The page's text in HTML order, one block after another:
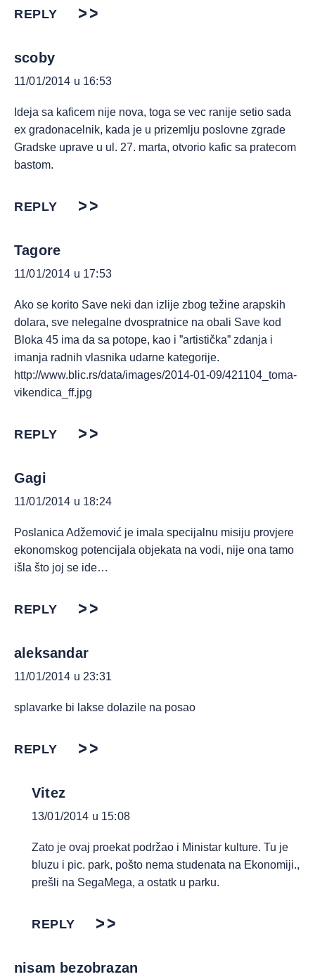
REPLY
scoby
11/01/2014 u 16:53
Ideja sa kaficem nije nova, toga se vec ranije setio sada
ex gradonacelnik, kada je u prizemlju poslovne zgrade
Gradske uprave u ul. 27. marta, otvorio kafic sa pratecom
bastom.
REPLY
Tagore
11/01/2014 u 17:53
Ako se korito Save neki dan izlije zbog težine arapskih
dolara, sve nelegalne dvospratnice na obali Save kod
Bloka 45 ima da sa potope, kao i ”artistička” zdanja i
imanja radnih vlasnika udarne kategorije.
http://www.blic.rs/data/images/2014-01-09/421104_toma-
vikendica_ff.jpg
REPLY
Gagi
11/01/2014 u 18:24
Poslanica Adžemović je imala specijalnu misiju provjere
ekonomskog potencijala objekata na vodi, nije ona tamo
išla što joj se ide…
REPLY
aleksandar
11/01/2014 u 23:31
splavarke bi lakse dolazile na posao
REPLY
Vitez
13/01/2014 u 15:08
Zato je ovaj proekat podržao i Ministar kulture. Tu je
bluzu i pic. park, pošto nema studenata na Ekonomiji.,
prešli na SegaMega, a ostatk u parku.
REPLY
nisam bezobrazan